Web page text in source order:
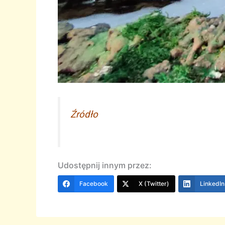
Źródło
Udostępnij innym przez:
Facebook X (Twitter) LinkedIn